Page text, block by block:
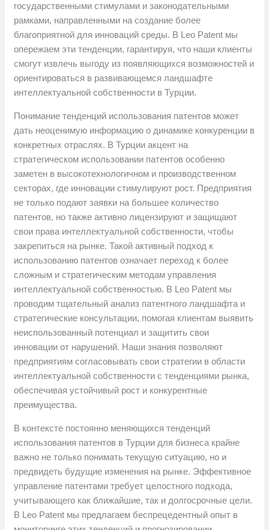
государственными стимулами и законодательными
рамками, направленными на создание более
благоприятной для инноваций среды. В Leo Patent мы
опережаем эти тенденции, гарантируя, что наши клиенты
смогут извлечь выгоду из появляющихся возможностей и
ориентироваться в развивающемся ландшафте
интеллектуальной собственности в Турции.
Понимание тенденций использования патентов может
дать неоценимую информацию о динамике конкуренции в
конкретных отраслях. В Турции акцент на
стратегическом использовании патентов особенно
заметен в высокотехнологичном и производственном
секторах, где инновации стимулируют рост. Предприятия
не только подают заявки на большее количество
патентов, но также активно лицензируют и защищают
свои права интеллектуальной собственности, чтобы
закрепиться на рынке. Такой активный подход к
использованию патентов означает переход к более
сложным и стратегическим методам управления
интеллектуальной собственностью. В Leo Patent мы
проводим тщательный анализ патентного ландшафта и
стратегические консультации, помогая клиентам выявить
неиспользованный потенциал и защитить свои
инновации от нарушений. Наши знания позволяют
предприятиям согласовывать свои стратегии в области
интеллектуальной собственности с тенденциями рынка,
обеспечивая устойчивый рост и конкурентные
преимущества.
В контексте постоянно меняющихся тенденций
использования патентов в Турции для бизнеса крайне
важно не только понимать текущую ситуацию, но и
предвидеть будущие изменения на рынке. Эффективное
управление патентами требует целостного подхода,
учитывающего как ближайшие, так и долгосрочные цели.
В Leo Patent мы предлагаем беспрецедентный опыт в